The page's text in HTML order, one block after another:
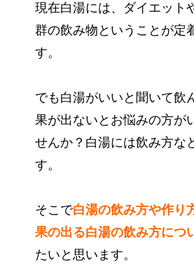
現在白湯には、ダイエット
群の飲み物ということが定
す。
でも白湯がいいと聞いて飲
果が出ないとお悩みの方が
せんか？白湯には飲み方な
す。
そこで白湯の飲み方や作り
果の出る白湯の飲み方につ
たいと思います。